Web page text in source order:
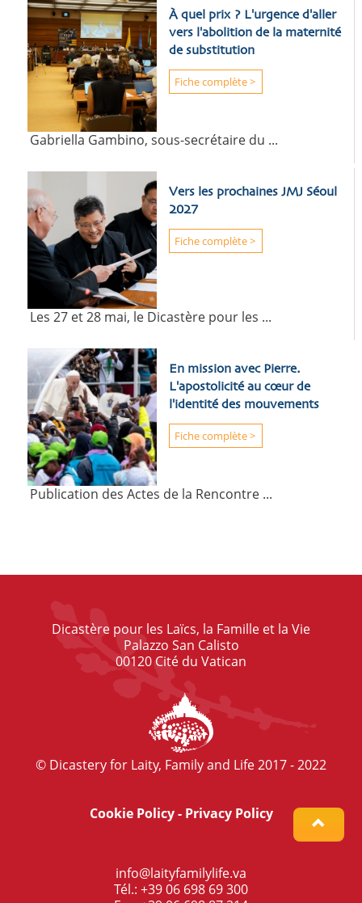
À quel prix ? L'urgence d'aller
vers l'abolition de la maternité
de substitution
Gabriella Gambino, sous-secrétaire du ...
Fiche complète >
Vers les prochaines JMJ Séoul
2027
Les 27 et 28 mai, le Dicastère pour les ...
Fiche complète >
En mission avec Pierre.
L'apostolicité au cœur de
l'identité des mouvements
Publication des Actes de la Rencontre ...
Fiche complète >
Dicastère pour les Laïcs, la Famille et la Vie
Palazzo San Calisto
00120 Cité du Vatican
© Dicastery for Laity, Family and Life 2017 - 2022
Cookie Policy- Privacy Policy
info@laityfamilylife.va
Tél.: +39 06 698 69 300